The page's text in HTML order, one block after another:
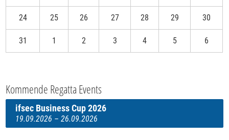
24 25 26 27 28 29 30
31 1 2 3 4 5 6
Kommende Regatta Events
ifsec Business Cup 2026
19.09.2026 – 26.09.2026